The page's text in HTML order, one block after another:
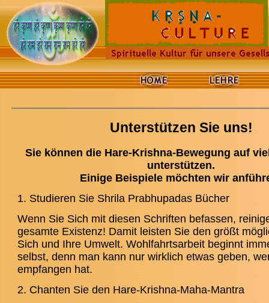
Unterstützen Sie uns!
Sie können die Hare-Krishna-Bewegung auf
unterstützen.
Einige Beispiele möchten wir
1. Studieren Sie Shrila Prabhupadas Bücher
Wenn Sie Sich mit diesen Schriften befassen,
gesamte Existenz! Damit leisten Sie den größt
Sich und Ihre Umwelt. Wohlfahrtsarbeit beginnt
selbst, denn man kann nur wirklich etwas geben,
empfangen hat.
2. Chanten Sie den Hare-Krishna-Maha-Mantra